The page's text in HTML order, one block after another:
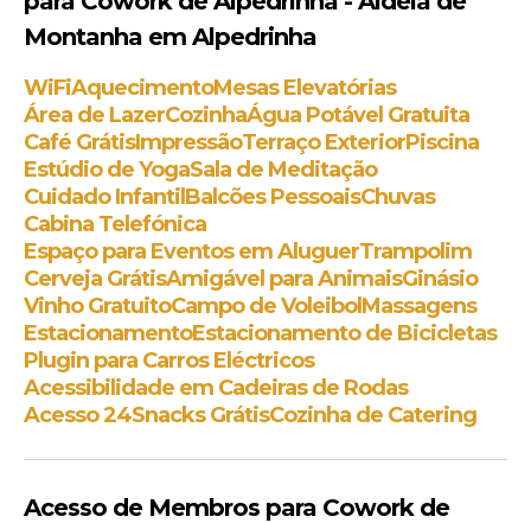
Montanha em Alpedrinha
WiFiAquecimentoMesas Elevatórias
Área de LazerCozinhaÁgua Potável Gratuita
Café GrátisImpressãoTerraço ExteriorPiscina
Estúdio de YogaSala de Meditação
Cuidado Infantil Balcões PessoaisChuvas
Cabina Telefónica
Espaço para Eventos em AluguerTrampolim
Cerveja GrátisAmigável para AnimaisGinásio
Vinho GratuitoCampo de VoleibolMassagens
EstacionamentoEstacionamento de Bicicletas
Plugin para Carros Eléctricos
Acessibilidade em Cadeiras de Rodas
Acesso 24Snacks GrátisCozinha de Catering
Acesso de Membros para Cowork de